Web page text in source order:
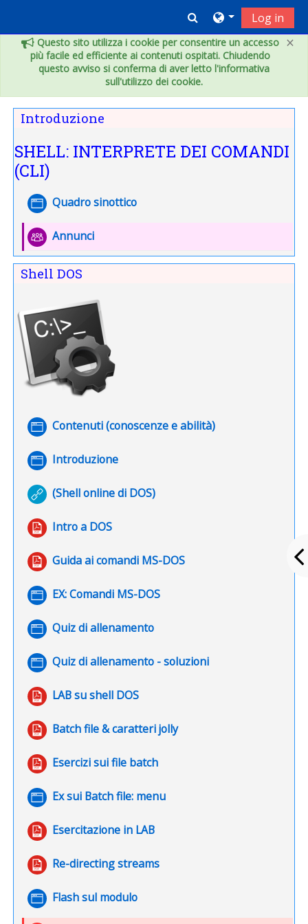
×
Questo sito utilizza i cookie per consentire un accesso
più facile ed efficiente ai contenuti ospitati. Chiudendo
questo avviso si conferma di aver letto l'informativa
sull'utilizzo dei cookie.
Toggle search
Log in
Indice degli argomenti
Introduzione
SHELL: INTERPRETE DEI COMANDI
(CLI)
Quadro sinottico
Pagina
Annunci
Forum
Shell DOS
Contenuti (conoscenze e abilità)
Pagina
Introduzione
Pagina
(Shell online di DOS)
URL
Intro a DOS
URL
Guida ai comandi MS-DOS
File
EX: Comandi MS-DOS
Pagina
Quiz di allenamento
Pagina
Quiz di allenamento - soluzioni
Pagina
LAB su shell DOS
File
Batch file & caratteri jolly
Esercizi sui file batch
Ex sui Batch file: menu
Pagina
Esercitazione in LAB
File
Re-directing streams
File
Flash sul modulo
Pagina